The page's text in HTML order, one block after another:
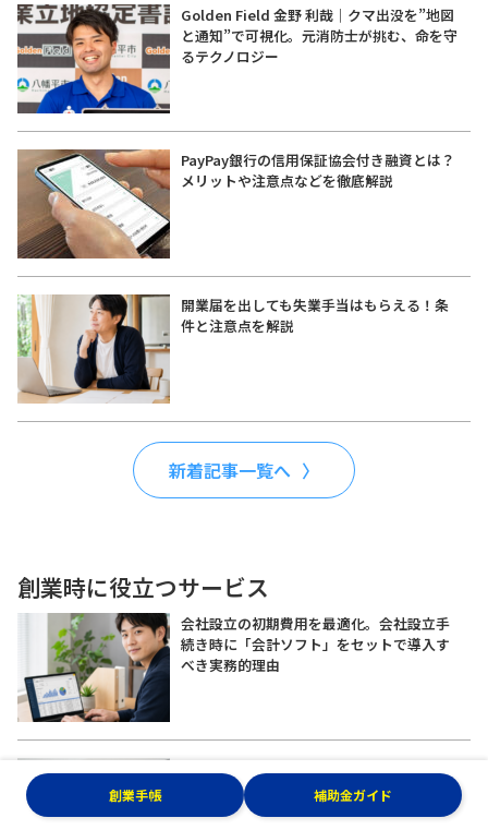
Golden Field 金野 利哉｜クマ出没を”地図
と通知”で可視化。元消防士が挑む、命を守
るテクノロジー
PayPay銀行の信用保証協会付き融資とは？
メリットや注意点などを徹底解説
開業届を出しても失業手当はもらえる！条
件と注意点を解説
新着記事一覧へ
創業時に役立つサービス
会社設立の初期費用を最適化。会社設立手
続き時に「会計ソフト」をセットで導入す
べき実務的理由
副業・フリーランスの第一歩。『弥生のか
んたん開業届』で開業と青色申告承認申請
を確実に完了させる
創業手帳 補助金ガイド